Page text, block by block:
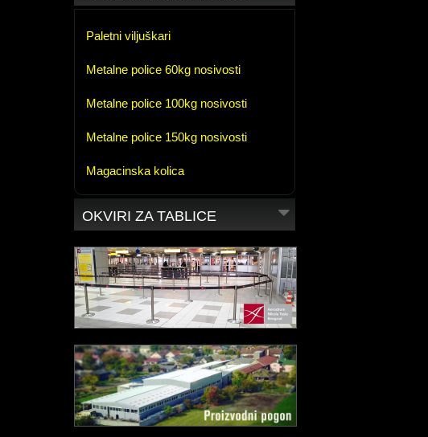
Paletni viljuškari
Metalne police 60kg nosivosti
Metalne police 100kg nosivosti
Metalne police 150kg nosivosti
Magacinska kolica
OKVIRI ZA TABLICE